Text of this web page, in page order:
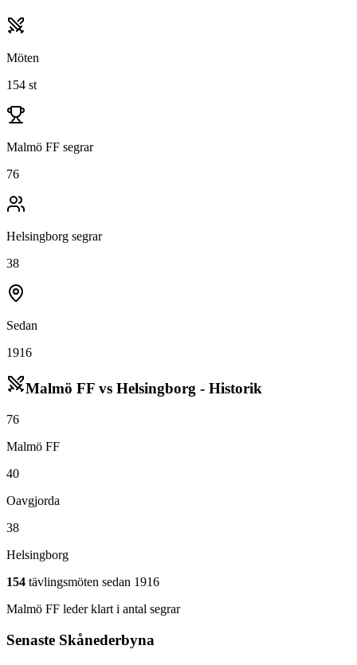
Möten
154 st
Malmö FF segrar
76
Helsingborg segrar
38
Sedan
1916
Malmö FF vs Helsingborg - Historik
76
Malmö FF
40
Oavgjorda
38
Helsingborg
154 tävlingsmöten sedan 1916
Malmö FF leder klart i antal segrar
Senaste Skånederbyna